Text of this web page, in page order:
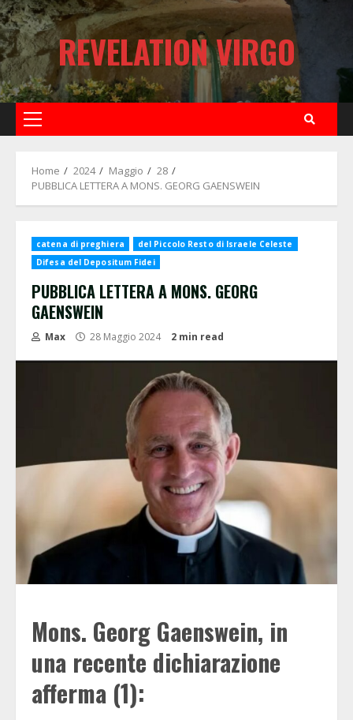
Skip
to
content
REVELATION VIRGO
Primary
Home 2024 Maggio
28
PUBBLICA LETTERA A MONS. GEORG GAENSWEIN
catena di preghiera
del Piccolo Resto di Israele Celeste
Difesa del Depositum Fidei
PUBBLICA LETTERA A MONS. GEORG
GAENSWEIN
Max 28 Maggio 2024 2 min read
Mons. Georg Gaenswein, in
una recente dichiarazione
afferma (1):